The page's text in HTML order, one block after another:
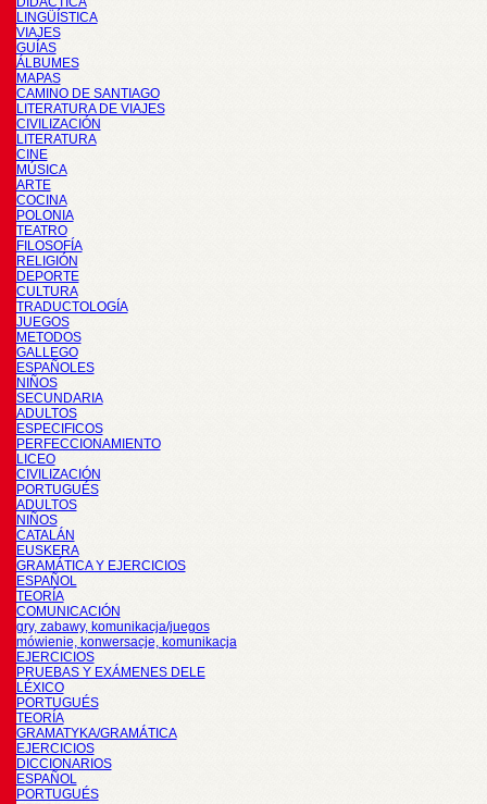
LINGÜÍSTICA
VIAJES
GUÍAS
ÁLBUMES
MAPAS
CAMINO DE SANTIAGO
LITERATURA DE VIAJES
CIVILIZACIÓN
LITERATURA
CINE
MÚSICA
ARTE
COCINA
POLONIA
TEATRO
FILOSOFÍA
RELIGIÓN
DEPORTE
CULTURA
TRADUCTOLOGÍA
JUEGOS
METODOS
GALLEGO
ESPAÑOLES
NIÑOS
SECUNDARIA
ADULTOS
ESPECIFICOS
PERFECCIONAMIENTO
LICEO
CIVILIZACIÓN
PORTUGUÉS
ADULTOS
NIÑOS
CATALÁN
EUSKERA
GRAMÁTICA Y EJERCICIOS
ESPAÑOL
TEORÍA
COMUNICACIÓN
gry, zabawy, komunikacja/juegos
mówienie, konwersacje, komunikacja
EJERCICIOS
PRUEBAS Y EXÁMENES DELE
LÉXICO
PORTUGUÉS
TEORÍA
GRAMATYKA/GRAMÁTICA
EJERCICIOS
DICCIONARIOS
ESPAÑOL
PORTUGUÉS